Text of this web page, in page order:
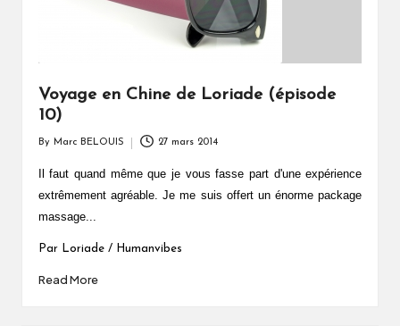
Voyage en Chine de Loriade (épisode
10)
by
By Marc BELOUIS 27 mars 2014
Il faut quand même que je vous fasse part d'une expérience
extrêmement agréable. Je me suis offert un énorme package
massage...
Par Loriade / Humanvibes
Read More